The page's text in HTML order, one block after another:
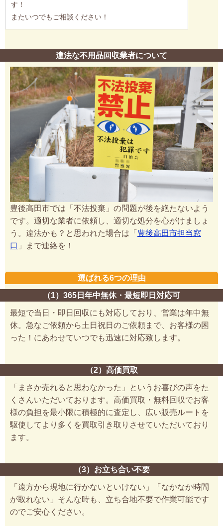
す！
またいつでもご相談ください！
違法な不用品回収業者について
豊後高田市では「不法投棄」の問題が後を絶たないよう
です。適切な業者に依頼し、適切な処分を心がけましょ
う。違法かも？と思われた場合は「 豊後高田市担当窓
口 」まで連絡を！
選ばれる6つの理由
（1）365日年中無休・最短即日対応可
最短で当日・即日回収にも対応しており、営業は年中無
休。急なご依頼から土日祝日のご依頼まで、お客様の困
った！にあわせていつでも迅速に対応致します。
（2）高価買取
「まさか売れると思わなかった」というお喜びの声をた
くさんいただいております。高価買取・無料回収でお客
様の負担を最小限に積極的に査定し、広い販売ルートを
駆使してより多くを買取引き取りさせていただいており
ます。
（3）お立ち合い不要
「遠方から現地に行かないといけない」「なかなか時間
が取れない」そんな時も、立ち合地不要で作業可能です
のでご安心ください。